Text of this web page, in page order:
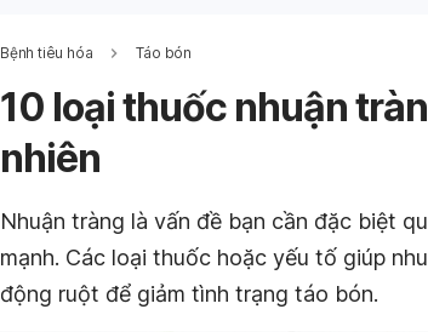
Bệnh tiêu hóa Táo bón
10 loại thuốc nhuận
nhiên
Nhuận tràng là vấn đề bạn cần đặc biệt
mạnh. Các loại thuốc hoặc yếu tố giúp
động ruột để giảm tình trạng táo bón.